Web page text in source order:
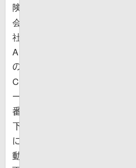
険
会
社
Allstate
の
CM。
一
番
下
に
動